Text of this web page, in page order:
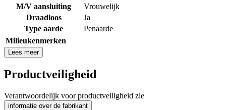
M/V aansluiting
Vrouwelijk
Draadloos
Ja
Type aarde
Penaarde
Milieukenmerken
Lees meer
Productveiligheid
Verantwoordelijk voor productveiligheid zie
informatie over de fabrikant